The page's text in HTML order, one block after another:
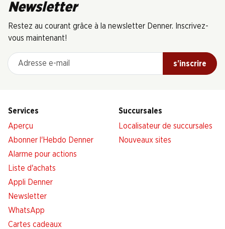
Newsletter
Restez au courant grâce à la newsletter Denner. Inscrivez-
vous maintenant!
Adresse e-mail
s’inscrire
Services
Aperçu
Abonner l'Hebdo Denner
Alarme pour actions
Liste d'achats
Appli Denner
Newsletter
WhatsApp
Cartes cadeaux
Succursales
Localisateur de succursales
Nouveaux sites